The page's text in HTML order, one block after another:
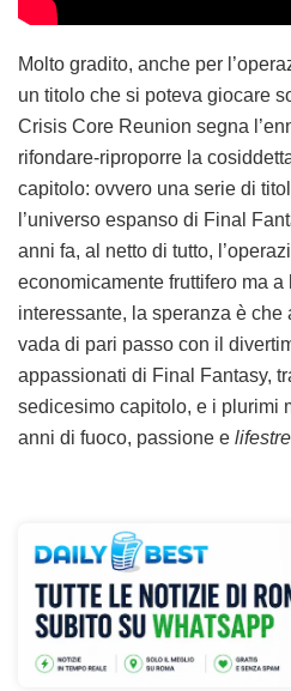
Molto gradito, anche per
un titolo che si poteva giocare
Crisis Core Reunion segna
rifondare-riproporre la
capitolo: ovvero una serie di
l’universo espanso di Final
anni fa, al netto di tutto,
economicamente fruttifero ma
interessante, la speranza è che
vada di pari passo con il
appassionati di Final Fantasy,
sedicesimo capitolo, e i plurimi
anni di fuoco, passione e